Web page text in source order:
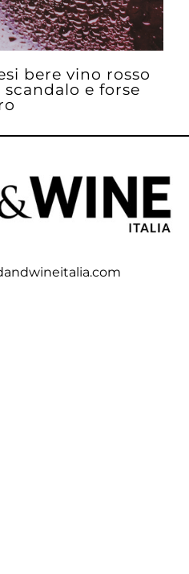
bere vino rosso
e forse